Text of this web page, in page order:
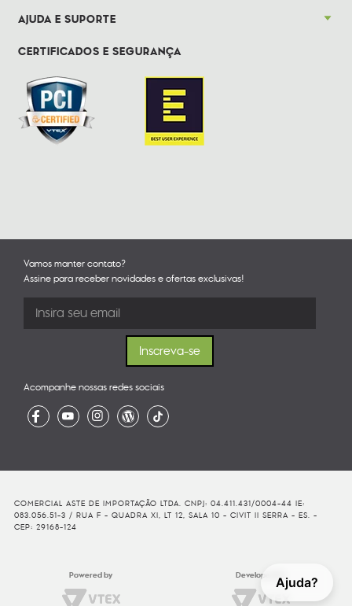
Ajuda?
AJUDA E SUPORTE
CERTIFICADOS E SEGURANÇA
Vamos manter contato?
Assine para receber novidades e ofertas exclusivas!
Acompanhe nossas redes sociais
COMERCIAL ASTE DE IMPORTAÇÃO LTDA. CNPJ: 04.411.431/0004-44 IE:
083.056.51-3 / RUA F - QUADRA XI, LT 12, SALA 10 - CIVIT II SERRA - ES. -
CEP: 29168-124
Powered by Developed By